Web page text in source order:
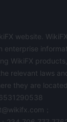
website.
enterprise
WikiFX
relevant laws
they are located.
；